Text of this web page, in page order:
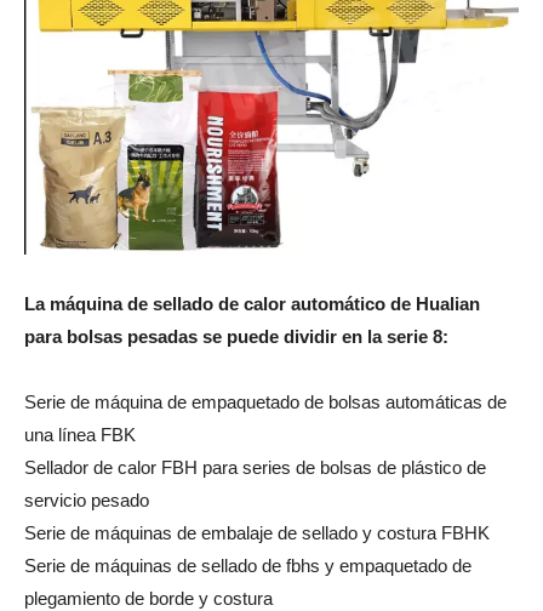
La máquina de sellado de calor automático de Hualian
para bolsas pesadas se puede dividir en la serie 8:
Serie de máquina de empaquetado de bolsas automáticas de
una línea FBK
Sellador de calor FBH para series de bolsas de plástico de
servicio pesado
Serie de máquinas de embalaje de sellado y costura FBHK
Serie de máquinas de sellado de fbhs y empaquetado de
plegamiento de borde y costura